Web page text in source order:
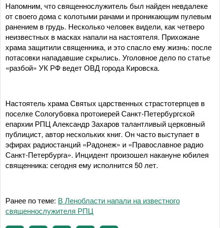
Напомним, что священнослужитель был найден невдалеке
от своего дома с колотыми ранами и проникающим пулевым
ранением в грудь. Несколько человек видели, как четверо
неизвестных в масках напали на настоятеля. Прихожане
храма защитили священника, и это спасло ему жизнь: после
потасовки нападавшие скрылись. Уголовное дело по статье
«разбой» УК РФ ведет ОВД города Кировска.
Настоятель храма Святых царственных страстотерпцев в
поселке Сологубовка протоиерей Санкт-Петербургской
епархии РПЦ Александр Захаров талантливый церковный
публицист, автор нескольких книг. Он часто выступает в
эфирах радиостанций «Радонеж» и «Православное радио
Санкт-Петербурга». Инцидент произошел накануне юбилея
священника: сегодня ему исполнится 50 лет.
Ранее по теме: В Ленобласти напали на известного
священнослужителя РПЦ